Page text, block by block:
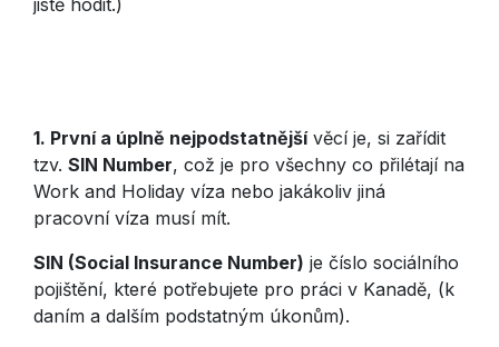
1. První a úplně nejpodstatnějšívěcí je, si zařídit
tzv. SIN Number, což je pro všechny co přilétají na
Work and Holiday víza nebo jakákoliv jiná
pracovní víza musí mít.
SIN (Social Insurance Number) je číslo sociálního
pojištění, které potřebujete pro práci v Kanadě, (k
daním a dalším podstatným úkonům).